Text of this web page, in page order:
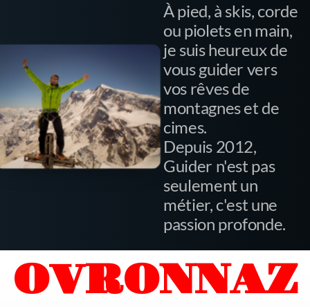
À pied, à skis, corde
ou piolets en main,
je suis heureux de
vous guider vers
vos rêves de
montagnes et de
cimes.
Depuis 2012,
Guider n'est pas
seulement un
métier, c'est une
passion profonde.
OVRONNAZ